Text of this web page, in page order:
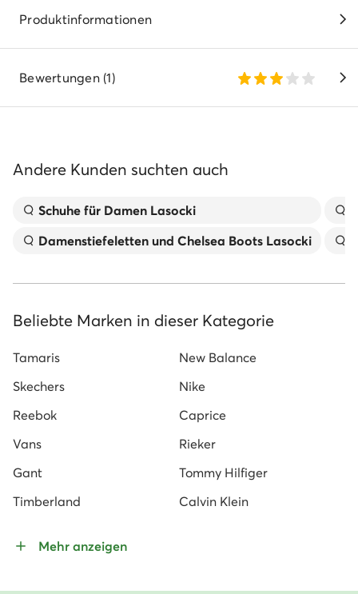
Produktinformationen
Bewertungen (1)
Andere Kunden suchten auch
Schuhe für Damen Lasocki
Damenstiefeletten und Chelsea Boots Lasocki
Beliebte Marken in dieser Kategorie
Tamaris
New Balance
Skechers
Nike
Reebok
Caprice
Vans
Rieker
Gant
Tommy Hilfiger
Timberland
Calvin Klein
Mehr anzeigen